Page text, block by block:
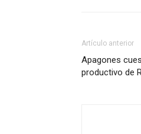
Artículo anterior
Apagones
productivo de